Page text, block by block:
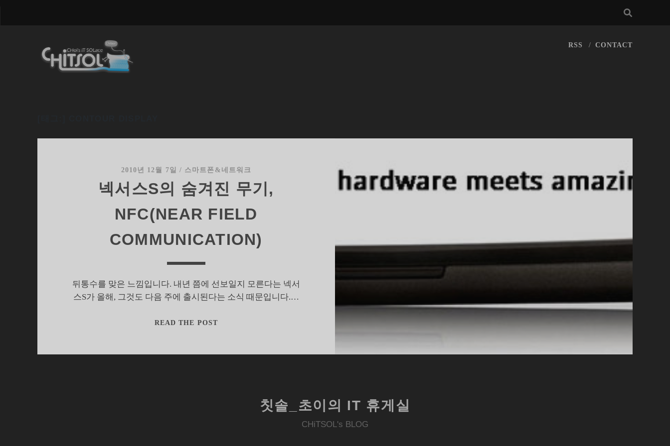
RSS CONTACT
2010년 12월 7일 / 스마트폰&네트워크
넥서스S의 숨겨진 무기,
NFC(NEAR FIELD
COMMUNICATION)
뒤통수를 맞은 느낌입니다. 내년 쯤에 선보일지 모른다는 넥서
스S가 올해, 그것도 다음 주에 출시된다는 소식 때문입니다.…
READ THE POST
칫솔_초이의 IT 휴게실
CHiTSOL's BLOG